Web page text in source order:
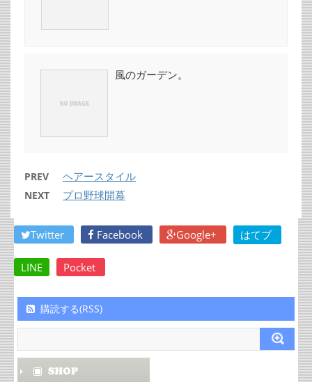
風のガーデン。
PREV ヘアースタイル
NEXT プロ野球開幕
Twitter Facebook Google+ はてブ
LINE Pocket
購読する(RSS)